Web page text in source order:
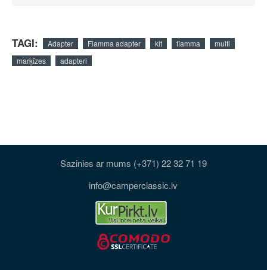
TAGI: Adapter Fiamma adapter kit fiamma
multi
marķīzes
adapteri
Sazinies ar mums (+371) 22 32 71 19
info@camperclassic.lv